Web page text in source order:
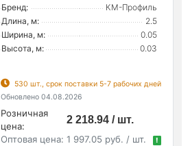
Бренд:
КМ-Профиль
Длина, м:
2.5
Ширина, м:
0.05
Высота, м:
0.03
530 шт., срок поставки 5-7 рабочих дней
Обновлено 04.08.2026
Розничная
цена:
2 218.94 / шт.
Оптовая цена: 1 997.05 руб. / шт. !